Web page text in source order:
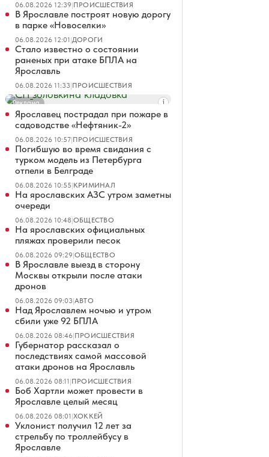
06.08.2026 12:39|ПРОИСШЕСТВИЯ
В Ярославле построят новую дорогу
в парке «Новоселки»
06.08.2026 12:01|ДОРОГИ
Стало известно о состоянии
раненых при атаке БПЛА на
Ярославль
06.08.2026 11:33|ПРОИСШЕСТВИЯ
Реклама
Ярославец пострадал при пожаре в
садоводстве «Нефтяник-2»
06.08.2026 10:57|ПРОИСШЕСТВИЯ
Погибшую во время свидания с
турком модель из Петербурга
отпели в Белграде
06.08.2026 10:55|КРИМИНАЛ
На ярославских АЗС утром заметны
очереди
06.08.2026 10:48|ОБЩЕСТВО
На ярославских официальных
пляжах проверили песок
06.08.2026 09:29|ОБЩЕСТВО
В Ярославле выезд в сторону
Москвы открыли после атаки
дронов
06.08.2026 09:03|АВТО
Над Ярославлем ночью и утром
сбили уже 92 БПЛА
06.08.2026 08:46|ПРОИСШЕСТВИЯ
Губернатор рассказал о
последствиях самой массовой
атаки дронов на Ярославль
06.08.2026 08:11|ПРОИСШЕСТВИЯ
Боб Хартли может провести в
Ярославле целый месяц
06.08.2026 08:01|ХОККЕЙ
Уклонист получил 12 лет за
стрельбу по троллейбусу в
Ярославле